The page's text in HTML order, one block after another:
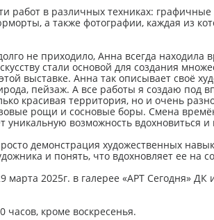
работ в различных техниках:
а также фотографии, каждая из
не приходило, Анна всегда находила
стали основой для создания
выставке. Анна так описывает своё
пейзаж. А все работы я создаю под
красивая территория, но и очень
рощи и сосновые боры. Смена
уникальную возможность вдохновиться и
демонстрация художественных
и понять, что вдохновляет ее на
марта 2025г. в галерее «АРТ Сегодня» ДК
часов, кроме воскресенья.